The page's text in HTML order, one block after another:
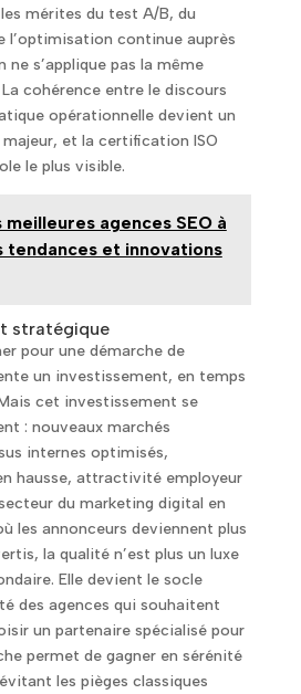
mérites du test A/B, du
l’optimisation continue auprès
ne s’applique pas la même
cohérence entre le discours
opérationnelle devient un
et la certification ISO
le plus visible.
meilleures agences SEO à
tendances et innovations
stratégique
pour une démarche de
un investissement, en temps
cet investissement se
: nouveaux marchés
internes optimisés,
hausse, attractivité employeur
du marketing digital en
les annonceurs deviennent plus
la qualité n’est plus un luxe
Elle devient le socle
des agences qui souhaitent
un partenaire spécialisé pour
permet de gagner en sérénité
les pièges classiques